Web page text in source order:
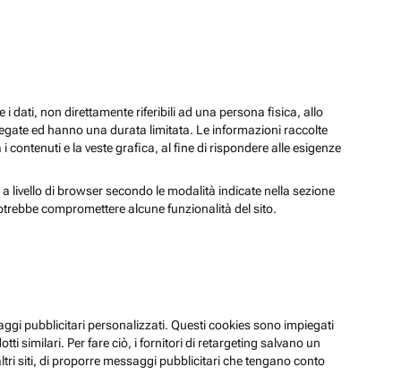
i dati, non direttamente riferibili ad una persona fisica, allo
ed hanno una durata limitata. Le informazioni raccolte
e la veste grafica, al fine di rispondere alle esigenze
livello di browser secondo le modalità indicate nella sezione
compromettere alcune funzionalità del sito.
pubblicitari personalizzati. Questi cookies sono impiegati
similari. Per fare ciò, i fornitori di retargeting salvano un
siti, di proporre messaggi pubblicitari che tengano conto